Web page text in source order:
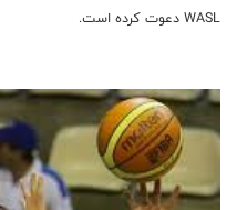
WASL دعوت کرده است.